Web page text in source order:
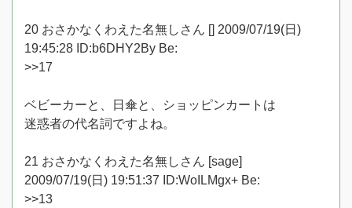
20 おさかなくわえた名無しさん [] 2009/07/19(日)
19:45:28 ID:b6DHY2By Be:
>>17
ベビーカーと、日傘と、ショッピンカートは
迷惑者の代名詞ですよね。
21 おさかなくわえた名無しさん [sage]
2009/07/19(日) 19:51:37 ID:WoILMgx+ Be:
>>13